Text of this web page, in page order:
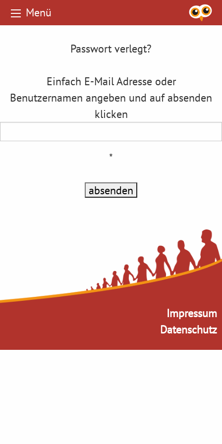
Menü
Passwort verlegt?
Einfach E-Mail Adresse oder
Benutzernamen angeben und auf absenden
klicken
*
Impressum
Datenschutz